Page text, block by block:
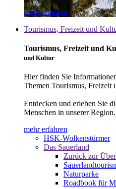
mehr erfahren
Tourismus, Freizeit und
Tourismus, Freizeit und
und Kultur
Hier finden Sie
Themen Tourismus, Freizeit
Entdecken und erleben Sie
Menschen in unserer Region.
mehr erfahren
HSK-Wolkenstürmer
Das Sauerland
Zurück zur
Naturparke
Roadbook für